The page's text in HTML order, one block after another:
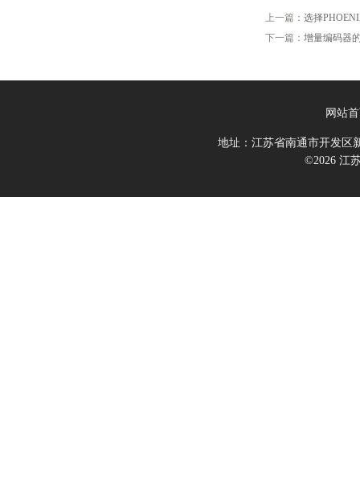
上一篇： 选择
下一篇： 增量编码器
网站
地址：江苏省南通市开发区
©2026 江